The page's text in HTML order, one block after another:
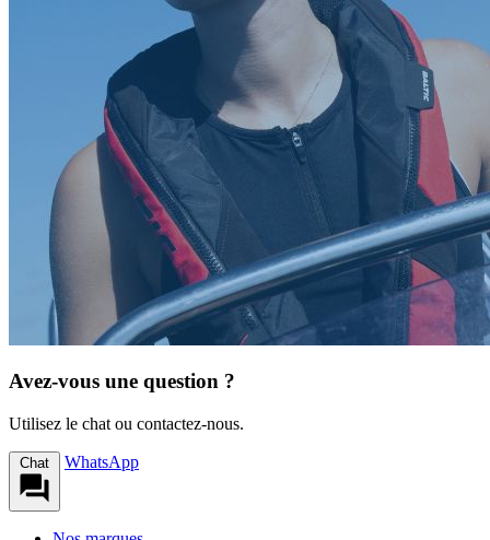
Avez-vous une question ?
Utilisez le chat ou contactez-nous.
Chat WhatsApp